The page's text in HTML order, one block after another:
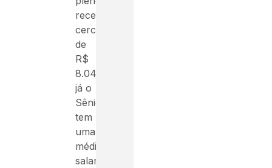
recebe
cerca
de
R$
8.041,38,
já o
Sênior
tem
uma
média
salarial